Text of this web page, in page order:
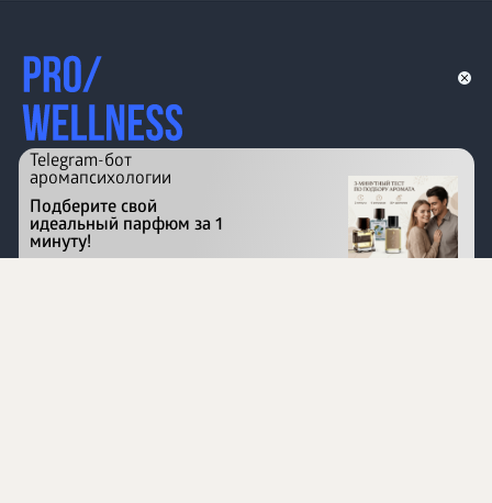
Перейти на сайт
Telegram-бот
аромапсихологии
Подберите свой
идеальный парфюм за 1
минуту!